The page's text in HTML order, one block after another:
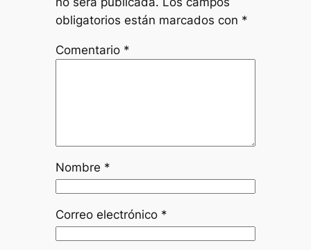
obligatorios están marcados con *
Comentario *
Nombre *
Correo electrónico *